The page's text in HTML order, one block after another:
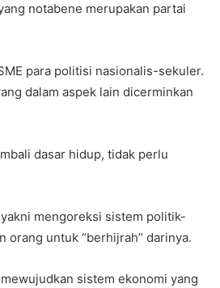
notabene merupakan partai
para politisi nasionalis-sekuler.
dalam aspek lain dicerminkan
dasar hidup, tidak perlu
mengoreksi sistem politik-
orang untuk “berhijrah” darinya.
sistem ekonomi yang